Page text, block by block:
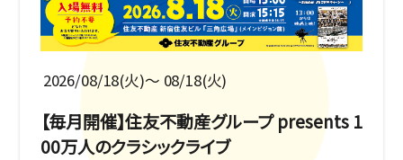
2026/08/18(火)〜 08/18(火)
【毎月開催】住友不動産グループ presents 1
00万人のクラシックライブ